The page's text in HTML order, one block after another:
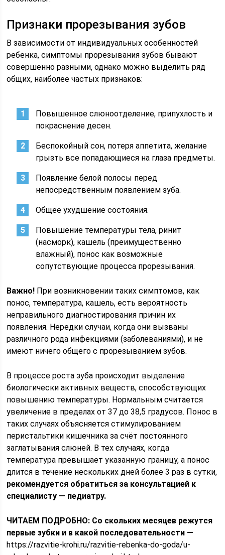
Признаки прорезывания зубов
В зависимости от индивидуальных особенностей
ребенка, симптомы прорезывания зубов бывают
совершенно разными, однако можно выделить ряд
общих, наиболее частых признаков:
Повышенное слюноотделение, припухлость и
покраснение десен.
Беспокойный сон, потеря аппетита, желание
грызть все попадающиеся на глаза предметы.
Появление белой полосы перед
непосредственным появлением зуба.
Общее ухудшение состояния.
Повышение температуры тела, ринит
(насморк), кашель (преимущественно
влажный), понос как возможные
сопутствующие процесса прорезывания.
Важно! При возникновении таких симптомов, как
понос, температура, кашель, есть вероятность
неправильного диагностирования причин их
появления. Нередки случаи, когда они вызваны
различного рода инфекциями (заболеваниями), и не
имеют ничего общего с прорезыванием зубов.
В процессе роста зуба происходит выделение
биологически активных веществ, способствующих
повышению температуры. Нормальным считается
увеличение в пределах от 37 до 38,5 градусов. Понос в
таких случаях объясняется стимулированием
перистальтики кишечника за счёт постоянного
заглатывания слюней. В тех случаях, когда
температура превышает указанную границу, а понос
длится в течение нескольких дней более 3 раз в сутки,
рекомендуется обратиться за консультацией к
специалисту — педиатру.
ЧИТАЕМ ПОДРОБНО: Со скольких месяцев режутся
первые зубки и в какой последовательности —
https://razvitie-krohi.ru/razvitie-rebenka-do-goda/u-